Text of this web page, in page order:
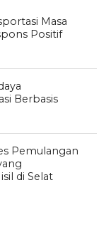
Masa
Positif
Berbasis
Pemulangan
di Selat